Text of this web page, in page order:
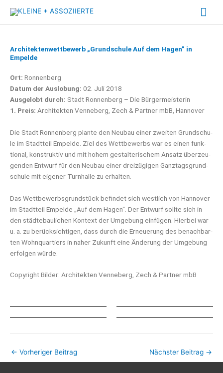
Inhalt
springen
Architektenwettbewerb „Grundschule Auf dem Hagen” in
Empelde
Ort: Ron­nen­berg
Datum der Aus­lo­bung: 02. Juli 2018
Aus­ge­lobt durch: Stadt Ron­nen­berg – Die Bür­ger­meis­te­rin
1. Preis: Archi­tek­ten Ven­ne­berg, Zech & Part­ner mbB, Hannover
Die Stadt Ron­nen­berg plan­te den Neu­bau einer zwei­ten Grund­schu­
le im Stadt­teil Empel­de. Ziel des Wett­be­werbs war es einen funk­
tio­nal, kon­struk­tiv und mit hohem gestal­te­ri­schem Ansatz über­zeu­
gen­den Ent­wurf für den Neu­bau einer drei­zü­gi­gen Ganz­tags­grund­
schu­le mit eige­ner Turn­hal­le zu erhalten.
Das Wett­be­werbs­grund­stück befin­det sich west­lich von Han­no­ver
im Stadt­teil Empel­de „Auf dem Hagen“. Der Ent­wurf soll­te sich in
den städ­te­bau­li­chen Kon­text der Umge­bung ein­fü­gen. Hier­bei war
u. a. zu berück­sich­ti­gen, dass durch die Erneue­rung des benach­bar­
ten Wohn­quar­tiers in naher Zukunft eine Ände­rung der Umge­bung
erfol­gen würde.
Copy­right Bil­der: Archi­tek­ten Ven­ne­berg, Zech & Part­ner mbB
← Vorheriger Beitrag Nächster Beitrag →